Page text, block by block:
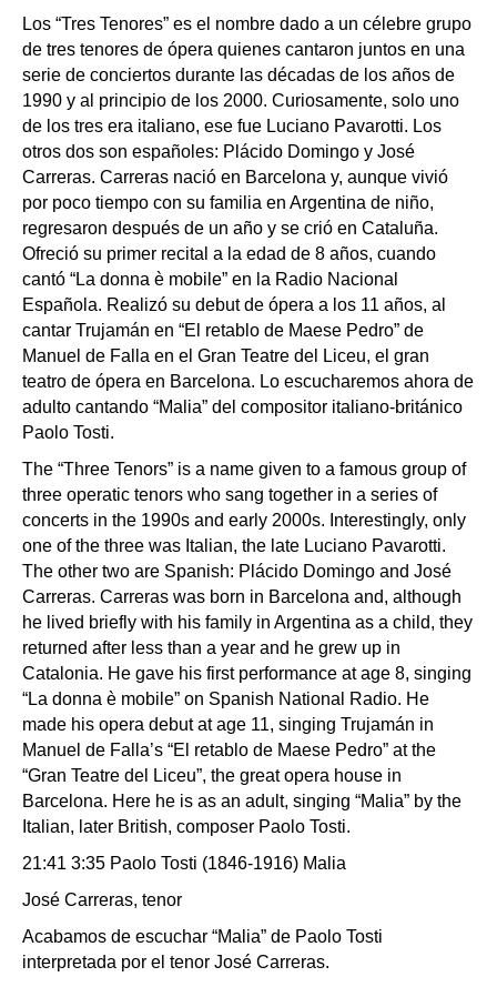
Los “Tres Tenores” es el nombre dado a un célebre grupo
de tres tenores de ópera quienes cantaron juntos en una
serie de conciertos durante las décadas de los años de
1990 y al principio de los 2000. Curiosamente, solo uno
de los tres era italiano, ese fue Luciano Pavarotti. Los
otros dos son españoles: Plácido Domingo y José
Carreras. Carreras nació en Barcelona y, aunque vivió
por poco tiempo con su familia en Argentina de niño,
regresaron después de un año y se crió en Cataluña.
Ofreció su primer recital a la edad de 8 años, cuando
cantó “La donna è mobile” en la Radio Nacional
Española. Realizó su debut de ópera a los 11 años, al
cantar Trujamán en “El retablo de Maese Pedro” de
Manuel de Falla en el Gran Teatre del Liceu, el gran
teatro de ópera en Barcelona. Lo escucharemos ahora de
adulto cantando “Malia” del compositor italiano-británico
Paolo Tosti.
The “Three Tenors” is a name given to a famous group of
three operatic tenors who sang together in a series of
concerts in the 1990s and early 2000s. Interestingly, only
one of the three was Italian, the late Luciano Pavarotti.
The other two are Spanish: Plácido Domingo and José
Carreras. Carreras was born in Barcelona and, although
he lived briefly with his family in Argentina as a child, they
returned after less than a year and he grew up in
Catalonia. He gave his first performance at age 8, singing
“La donna è mobile” on Spanish National Radio. He
made his opera debut at age 11, singing Trujamán in
Manuel de Falla’s “El retablo de Maese Pedro” at the
“Gran Teatre del Liceu”, the great opera house in
Barcelona. Here he is as an adult, singing “Malia” by the
Italian, later British, composer Paolo Tosti.
21:41 3:35 Paolo Tosti (1846-1916) Malia
José Carreras, tenor
Acabamos de escuchar “Malia” de Paolo Tosti
interpretada por el tenor José Carreras.